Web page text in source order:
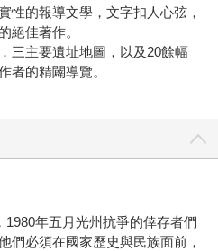
性的報導文學，文字扣人心弦，
絕佳著作。
三主要遺址地圖，以及20餘幅
者的精闢導覽。
年五月光州抗爭的倖存者們
們必須在國家歷史與民族面前，